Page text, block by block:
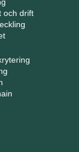
och drift